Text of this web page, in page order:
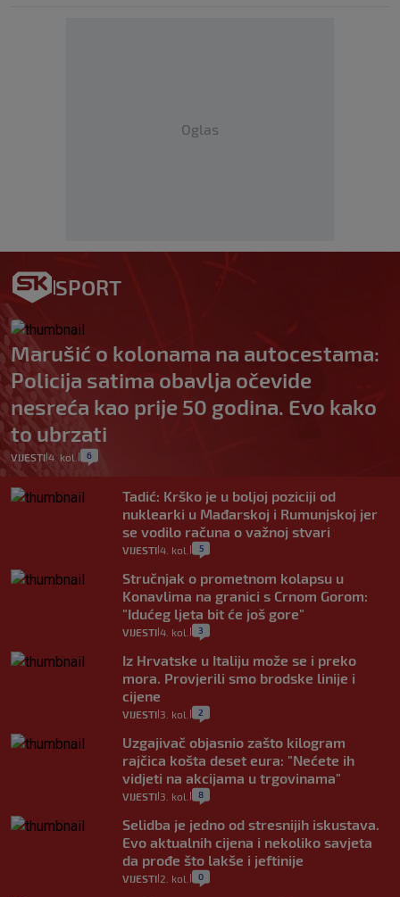
Oglas
SPORT
Marušić o kolonama na autocestama:
Policija satima obavlja očevide
nesreća kao prije 50 godina. Evo kako
to ubrzati
VIJESTI 4. kol. 6
Tadić: Krško je u boljoj poziciji od
nuklearki u Mađarskoj i Rumunjskoj jer
se vodilo računa o važnoj stvari
VIJESTI 4. kol. 5
Stručnjak o prometnom kolapsu u
Konavlima na granici s Crnom Gorom:
"Idućeg ljeta bit će još gore"
VIJESTI 4. kol. 3
Iz Hrvatske u Italiju može se i preko
mora. Provjerili smo brodske linije i
cijene
VIJESTI 3. kol. 2
Uzgajivač objasnio zašto kilogram
rajčica košta deset eura: "Nećete ih
vidjeti na akcijama u trgovinama"
VIJESTI 3. kol. 8
Selidba je jedno od stresnijih iskustava.
Evo aktualnih cijena i nekoliko savjeta
da prođe što lakše i jeftinije
VIJESTI 2. kol. 0